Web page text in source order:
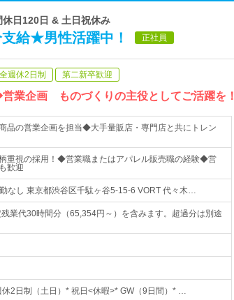
日120日 & 土日祝休み
給★男性活躍中！ 正社員
週休2日制 第二新卒歓迎
業企画 ものづくりの主役としてご活躍を！
品の営業企画を担当◆大手量販店・専門店と共にトレン
重視の採用！◆営業職またはアパレル販売職の経験◆営
歓迎
し 東京都渋谷区千駄ヶ谷5-15-6 VORT 代々木…
業代30時間分（65,354円～）を含みます。超過分は別途
2日制（土日）* 祝日<休暇>* GW（9日間）* …